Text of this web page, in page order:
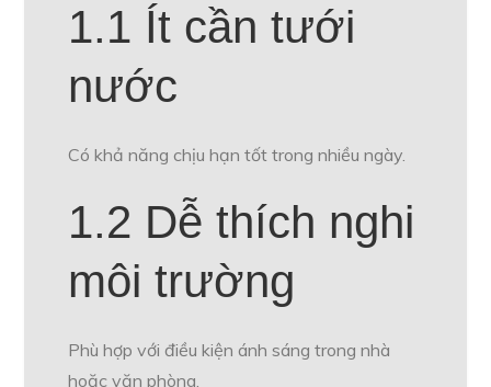
1.1 Ít cần tưới
nước
Có khả năng chịu hạn tốt trong nhiều ngày.
1.2 Dễ thích nghi
môi trường
Phù hợp với điều kiện ánh sáng trong nhà
hoặc văn phòng.